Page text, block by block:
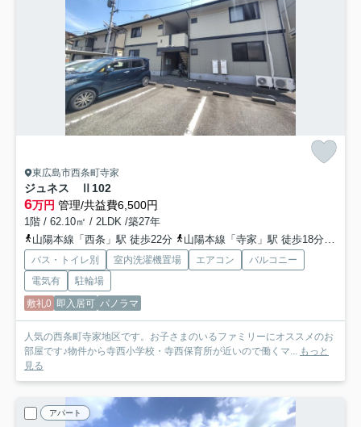
東広島市西条町寺家
ジュネス Ⅱ 102
6万円 管理/共益費6,500円
1階 / 62.10㎡ / 2LDK /築27年
山陽本線「西条」駅 徒歩22分
山陽本線「寺家」駅 徒歩18分
バス・トイレ別 室内洗濯機置場 エアコン
バルコニー
電気有
駐輪場
敷礼0 即入居可 パノラマ
人気の西条町寺家地区です。お子さまのいるファミリーにオススメのお
部屋です♪物件から寺西小学校・寺西保育所が近いので働くマ... もっと
見る
アパート